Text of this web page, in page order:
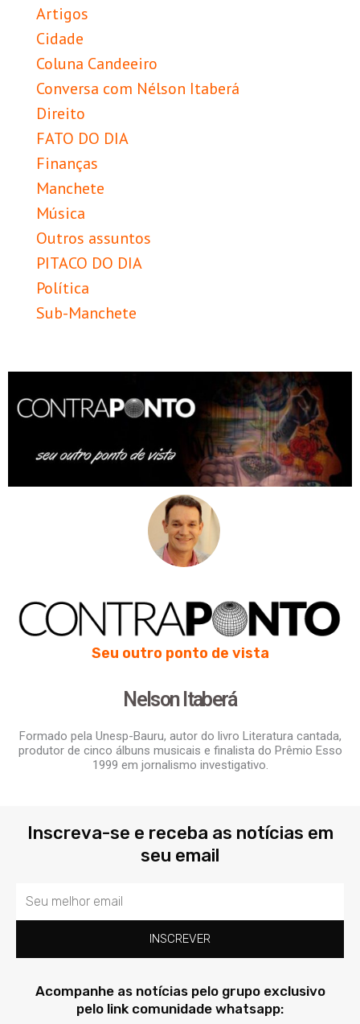
Artigos
Cidade
Coluna Candeeiro
Conversa com Nélson Itaberá
Direito
FATO DO DIA
Finanças
Manchete
Música
Outros assuntos
PITACO DO DIA
Política
Sub-Manchete
Seu outro ponto de vista
Nelson Itaberá
Formado pela Unesp-Bauru, autor do livro Literatura cantada,
produtor de cinco álbuns musicais e finalista do Prêmio Esso
1999 em jornalismo investigativo.
Inscreva-se e receba as notícias em
seu email
Email
INSCREVER
Acompanhe as notícias pelo grupo exclusivo
pelo link comunidade whatsapp: